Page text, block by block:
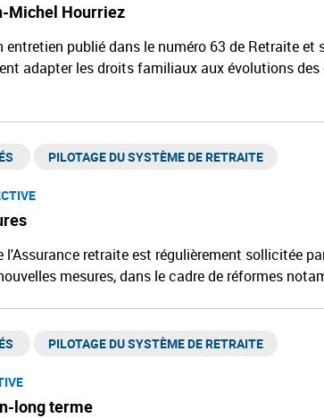
Michel Hourriez
entretien publié dans le numéro 63 de Retraite
adapter les droits familiaux aux évolutions
PILOTAGE DU SYSTÈME DE RETRAITE
l'Assurance retraite est régulièrement sollicitée
mesures, dans le cadre de réformes
long terme
PILOTAGE DU SYSTÈME DE RETRAITE